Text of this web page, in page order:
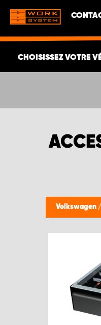
CHOISISSEZ VOTRE
Volkswagen /